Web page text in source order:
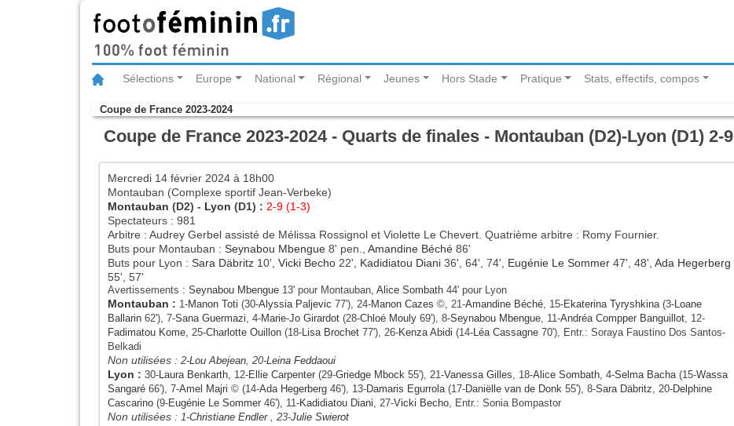
Sélections Europe National Régional Jeunes Hors Stade Pratique Stats, effectifs, compos
Coupe de France 2023-2024
Coupe de France 2023-2024 - Quarts de finales - Montauban (D2)-Lyon (D1) 2-9
Mercredi 14 février 2024 à 18h00
Montauban (Complexe sportif Jean-Verbeke)
Montauban (D2) - Lyon (D1) : 2-9 (1-3)
Spectateurs : 981
Arbitre : Audrey Gerbel assisté de Mélissa Rossignol et Violette Le Chevert. Quatrième arbitre : Romy Fournier.
Buts pour Montauban : Seynabou Mbengue 8' pen., Amandine Béché 86'
Buts pour Lyon : Sara Däbritz 10', Vicki Becho 22', Kadidiatou Diani 36', 64', 74', Eugénie Le Sommer 47', 48', Ada Hegerberg
55', 57'
Avertissements : Seynabou Mbengue 13' pour Montauban, Alice Sombath 44' pour Lyon
Montauban : 1-Manon Toti (30-Alyssia Paljevic 77'), 24-Manon Cazes ©, 21-Amandine Béché , 15-Ekaterina Tyryshkina (3- Loane
Ballarin 62'), 7-Sana Guermazi , 4-Marie-Jo Girardot (28-Chloé Mouly 69'), 8-Seynabou Mbengue , 11-Andréa Compper Banguillot , 12-
Fadimatou Kome , 25-Charlotte Ouillon (18- Lisa Brochet 77'), 26-Kenza Abidi (14- Léa Cassagne 70'), Entr.: Soraya Faustino Dos Santos-
Belkadi
Non utilisées : 2-Lou Abejean , 20-Leina Feddaoui
Lyon : 30- Laura Benkarth , 12-Ellie Carpenter (29-Griedge Mbock 55'), 21-Vanessa Gilles , 18-Alice Sombath , 4-Selma Bacha (15-Wassa
Sangaré 66'), 7-Amel Majri © (14-Ada Hegerberg 46'), 13-Damaris Egurrola (17-Daniëlle van de Donk 55'), 8-Sara Däbritz , 20-Delphine
Cascarino (9-Eugénie Le Sommer 46'), 11-Kadidiatou Diani , 27-Vicki Becho , Entr.: Sonia Bompastor
Non utilisées : 1-Christiane Endler , 23-Julie Swierot